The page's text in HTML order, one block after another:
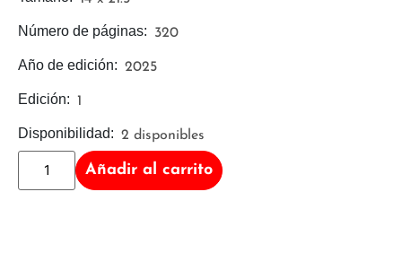
Añadir al carrito
Disponibilidad: 2 disponibles
Edición: 1
Año de edición: 2025
Número de páginas: 320